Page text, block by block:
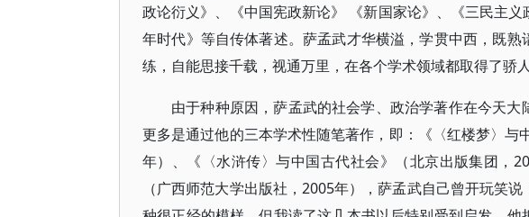
政论衍义》、《中国宪政新论》 《新国家论》、《三民主
年时代》等自传体著述。萨孟武才华横溢，学贯中西，既
练，自能思接千载，视通万里，在各个学术领域都取得了骄人
由于种种原因，萨孟武的社会学、政治学著作在今天大
更多是通过他的三本学术性随笔著作，即：《〈红楼梦〉
年）、《〈水浒传〉与中国古代社会》（北京出版集团，
（广西师范大学出版社，2005年），萨孟武自己曾开玩笑